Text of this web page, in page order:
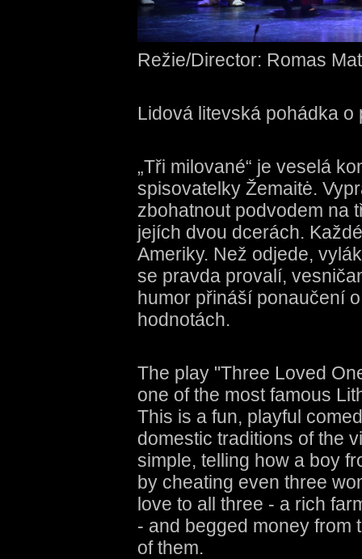
Režie/Director: Romas
Lidová litevská pohádka o
„Tři milované“ je veselá
spisovatelky Žemaitė.
zbohatnout podvodem na
jejích dvou dcerách.
Ameriky. Než odjede,
se pravda provalí,
humor přináší ponaučení
hodnotách.
The play "Three Loved
one of the most famous
This is a fun, playful
domestic traditions of the
simple, telling how a boy
by cheating even three
love to all three - a rich
- and begged money from
of them.